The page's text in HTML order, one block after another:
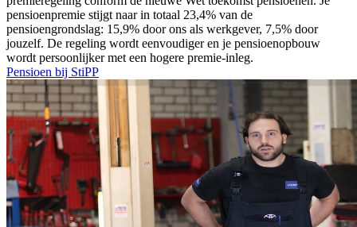
pensioenpremie stijgt naar in totaal 23,4% van de
pensioengrondslag: 15,9% door ons als werkgever, 7,5% door
jouzelf. De regeling wordt eenvoudiger en je pensioenopbouw
wordt persoonlijker met een hogere premie-inleg.
Pensioen bij StiPP